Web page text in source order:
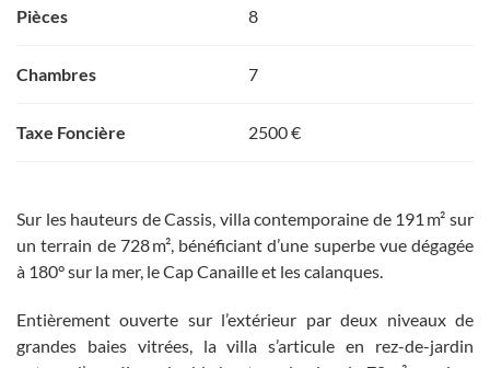
Pièces 8
Chambres 7
Taxe Foncière 2500 €
Sur les hauteurs de Cassis, villa contemporaine de 191 m² sur
un terrain de 728 m², bénéficiant d’une superbe vue dégagée
à 180° sur la mer, le Cap Canaille et les calanques.
Entièrement ouverte sur l’extérieur par deux niveaux de
grandes baies vitrées, la villa s’articule en rez-de-jardin